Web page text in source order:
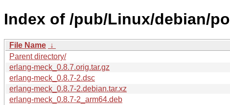
Index of /pub/Linux/debian/
File Name ↓
Parent directory/
erlang-meck_0.8.7.orig.tar.gz
erlang-meck_0.8.7-2.dsc
erlang-meck_0.8.7-2.debian.tar.xz
erlang-meck_0.8.7-2_arm64.deb